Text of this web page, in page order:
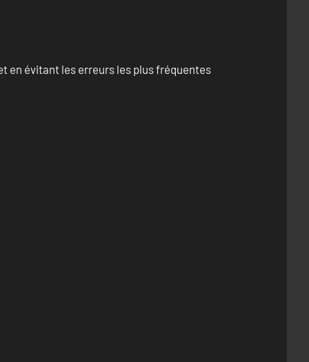
en évitant les erreurs les plus fréquentes